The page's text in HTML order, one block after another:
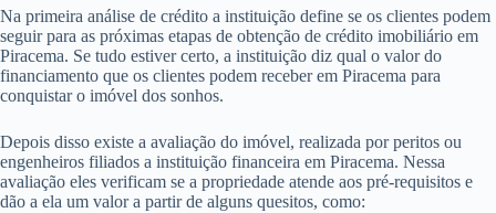
Na primeira análise de crédito a instituição define se os clientes podem
seguir para as próximas etapas de obtenção de crédito imobiliário em
Piracema. Se tudo estiver certo, a instituição diz qual o valor do
financiamento que os clientes podem receber em Piracema para
conquistar o imóvel dos sonhos.
Depois disso existe a avaliação do imóvel, realizada por peritos ou
engenheiros filiados a instituição financeira em Piracema. Nessa
avaliação eles verificam se a propriedade atende aos pré-requisitos e
dão a ela um valor a partir de alguns quesitos, como: